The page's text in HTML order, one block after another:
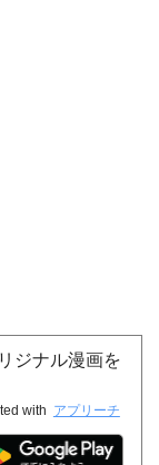
ジナル漫画を
with アプリーチ